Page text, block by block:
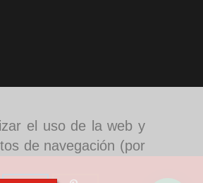
el uso de la web y
de navegación (por